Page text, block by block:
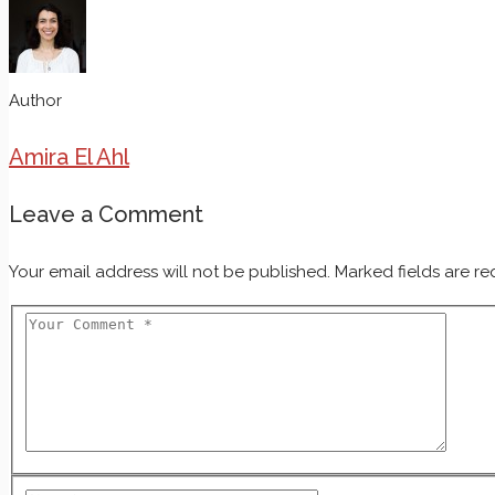
Author
Amira El Ahl
Leave a Comment
Your email address will not be published. Marked fields are